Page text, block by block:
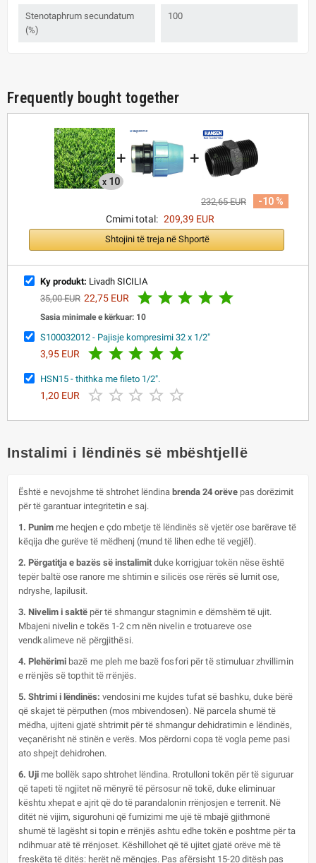
Stenotaphrum secundatum
(%)
100
Frequently bought together
x10
+ +
232,65 EUR
-10 %
Cmimi total: 209,39 EUR
Shtojini të treja në Shportë
Ky produkt: Livadh SICILIA
35,00 EUR 22,75 EUR     
Sasia minimale e kërkuar: 10
S100032012 - Pajisje kompresimi 32 x 1/2"
3,95 EUR     
HSN15 - thithka me fileto 1/2".
1,20 EUR     
Instalimi i lëndinës së mbështjellë
Është e nevojshme të shtrohet lëndina brenda 24 orëve pas dorëzimit
për të garantuar integritetin e saj.
1. Punim me heqjen e çdo mbetje të lëndinës së vjetër ose barërave të
këqija dhe gurëve të mëdhenj (mund të lihen edhe të vegjël).
2. Përgatitja e bazës së instalimit duke korrigjuar tokën nëse është
tepër baltë ose ranore me shtimin e silicës ose rërës së lumit ose,
ndryshe, lapilusit.
3. Nivelim i saktë për të shmangur stagnimin e dëmshëm të ujit.
Mbajeni nivelin e tokës 1-2 cm nën nivelin e trotuareve ose
vendkalimeve në përgjithësi.
4. Plehërimi bazë me pleh me bazë fosfori për të stimuluar zhvillimin
e rrënjës së topthit të rrënjës.
5. Shtrimi i lëndinës: vendosini me kujdes tufat së bashku, duke bërë
që skajet të përputhen (mos mbivendosen). Në parcela shumë të
mëdha, ujiteni gjatë shtrimit për të shmangur dehidratimin e lëndinës,
veçanërisht në stinën e verës. Mos përdorni copa të vogla peme pasi
ato shpejt dehidrohen.
6. Uji me bollëk sapo shtrohet lëndina. Rrotulloni tokën për të siguruar
që tapeti të ngjitet në mënyrë të përsosur në tokë, duke eliminuar
kështu xhepat e ajrit që do të parandalonin rrënjosjen e terrenit. Në
ditët në vijim, sigurohuni që furnizimi me ujë të mbajë gjithmonë
shumë të lagësht si topin e rrënjës ashtu edhe tokën e poshtme për ta
ndihmuar atë të rrënjoset. Këshillohet që të ujitet gjatë orëve më të
freskëta të ditës: herët në mëngjes. Pas afërsisht 15-20 ditësh pas